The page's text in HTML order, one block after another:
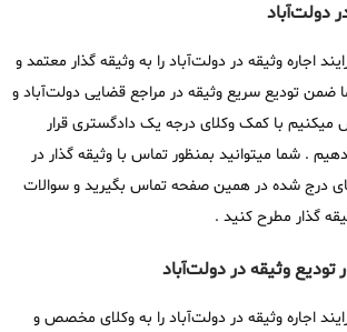
دولت‌آباد
اجاره وثیقه در دولت‌آباد را به وثیقه گذار معتمد و
ضمن تودیع سریع وثیقه در مراجع قضایی دولت‌آباد و
میکنیم با کمک وکلای درجه یک دادگستری قرار
. شما میتوانید بمنظور تماس با وثیقه گذار در
درج شده در همین صفحه تماس بگیرید و سوالات
گذار مطرح کنید .
تودیع وثیقه در دولت‌آباد
اجاره وثیقه در دولت‌آباد را به وکلای مخصص و